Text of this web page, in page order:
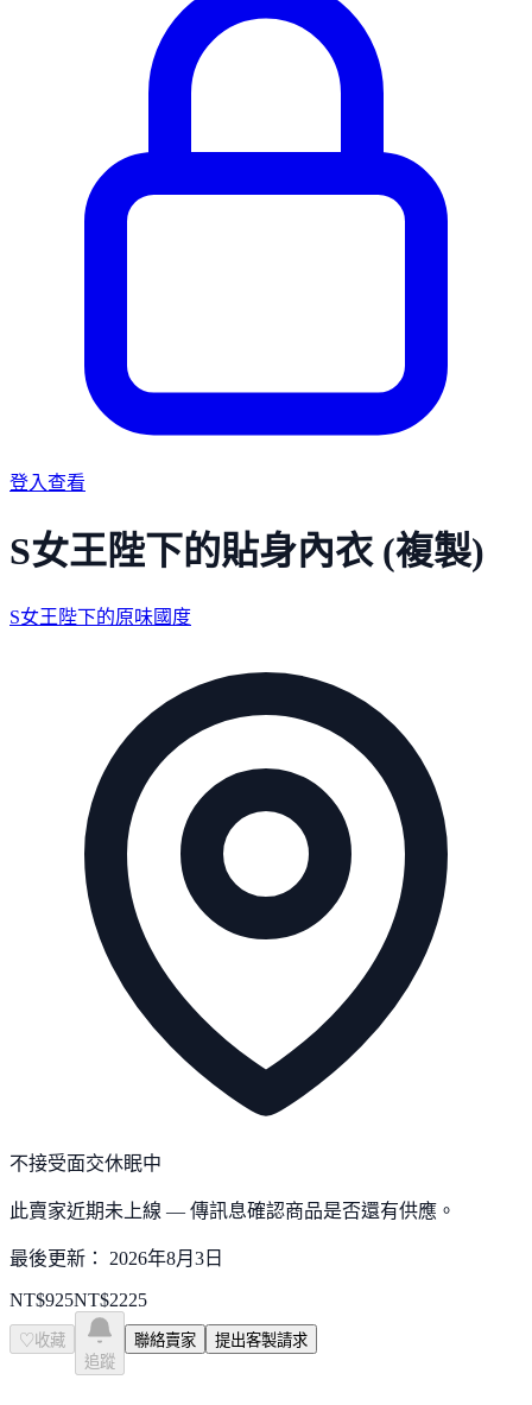
登入查看
S女王陛下的貼身內衣 (複製)
S女王陛下的原味國度
不接受面交休眠中
此賣家近期未上線 — 傳訊息確認商品是否還有供應。
最後更新： 2026年8月3日
NT$925NT$2225
♡ 收藏
追蹤
聯絡賣家 提出客製請求